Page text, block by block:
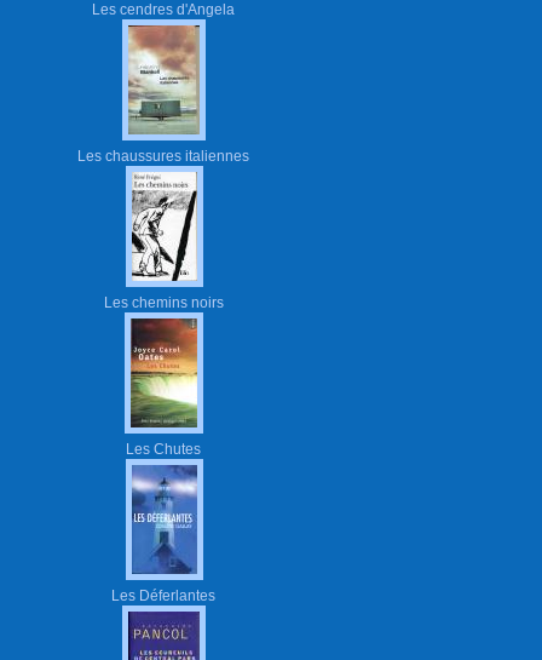
Les cendres d'Angela
Les chaussures italiennes
Les chemins noirs
Les Chutes
Les Déferlantes